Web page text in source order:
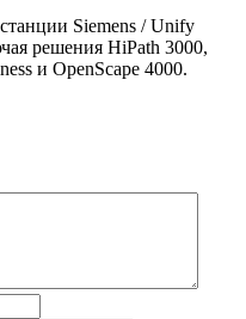
Siemens / Unify
решения HiPath 3000,
и OpenScape 4000.